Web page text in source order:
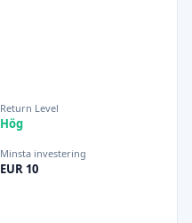
Return Level
Hög
Minsta investering
EUR 10